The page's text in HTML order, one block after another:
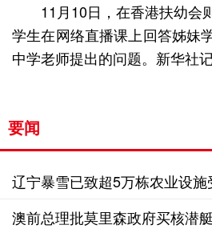
11月10日，在香港扶幼会
学生在网络直播课上回答姊妹
中学老师提出的问题。新华社
要闻
辽宁暴雪已致超5万栋农业设
自救
澳前总理批莫里森政府买核潜